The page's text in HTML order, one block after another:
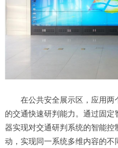
在公共安全展示区，应用两
的交通快速研判能力。通过固
器实现对交通研判系统的智能控
动，实现同一系统多维内容的不